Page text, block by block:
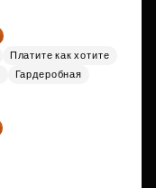
Платите как хотите
Гардеробная